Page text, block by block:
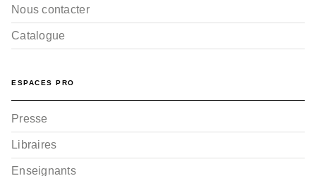
Nous contacter
Catalogue
ESPACES PRO
Presse
Libraires
Enseignants